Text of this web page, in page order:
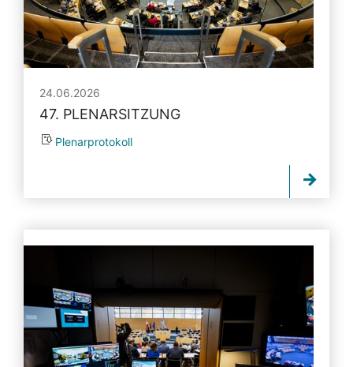
24.06.2026
47. PLENARSITZUNG
Plenarprotokoll